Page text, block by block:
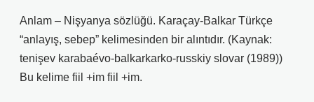
Anlam – Nişyanya sözlüğü. Karaçay-Balkar Türkçe
“anlayış, sebep” kelimesinden bir alıntıdır. (Kaynak:
tenişev karabaévo-balkarkarko-russkiy slovar (1989))
Bu kelime fiil +im fiil +im.